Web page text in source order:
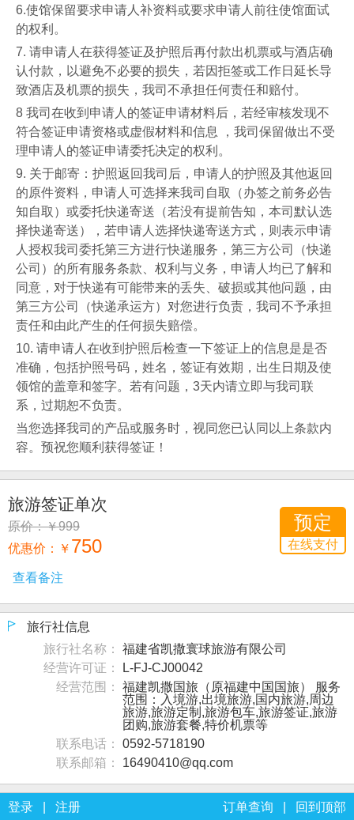
6.使馆保留要求申请人补资料或要求申请人前往使馆面试
的权利。
7. 请申请人在获得签证及护照后再付款出机票或与酒店确
认付款，以避免不必要的损失，若因拒签或工作日延长导
致酒店及机票的损失，我司不承担任何责任和赔付。
8 我司在收到申请人的签证申请材料后，若经审核发现不
符合签证申请资格或虚假材料和信息
，我司保留做出不受
理申请人的签证申请委托决定的权利。
9. 关于邮寄：护照返回我司后，申请人的护照及其他返回
的原件资料，申请人可选择来我司自取（办签之前务必告
知自取）或委托快递寄送（若没有提前告知，本司默认选
择快递寄送），若申请人选择快递寄送方式，则表示申请
人授权我司委托第三方进行快递服务，第三方公司（快递
公司）的所有服务条款、权利与义务，申请人均已了解和
同意，对于快递有可能带来的丢失、破损或其他问题，由
第三方公司（快递承运方）对您进行负责，我司不予承担
责任和由此产生的任何损失赔偿。
10. 请申请人在收到护照后检查一下签证上的信息是是否
准确，包括护照号码，姓名，签证有效期，出生日期及使
领馆的盖章和签字。若有问题， 3天内请立即与我司联
系，过期恕不负责。
当您选择我司的产品或服务时，视同您已认同以上条款内
容。预祝您顺利获得签证！
旅游签证单次
原价：￥999
优惠价：
￥ 750
预定
在线支付
旅行社信息
旅行社名称：
福建省凯撒寰球旅游有限公司
经营许可证：
L-FJ-CJ00042
经营范围：
福建凯撒国旅（原福建中国国旅） 服务
范围：入境游,出境旅游,国内旅游,周边
旅游,旅游定制,旅游包车,旅游签证,旅游
团购,旅游套餐,特价机票等
联系电话：
0592-5718190
联系邮箱：
16490410@qq.com
登录 注册 订单查询 回到顶部